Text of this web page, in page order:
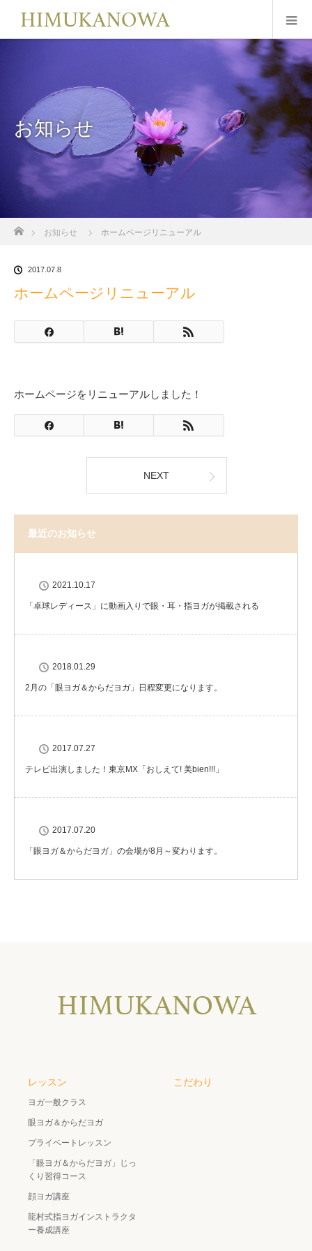
お知らせ
ホーム
お知らせ ホームページリニューアル
2017.07.8
ホームページリニューアル
ホームページをリニューアルしました！
NEXT
最近のお知らせ
2021.10.17
「卓球レディース」に動画入りで眼・耳・指ヨガが掲載される
2018.01.29
2月の「眼ヨガ＆からだヨガ」日程変更になります。
2017.07.27
テレビ出演しました！東京MX「おしえて! 美bien!!!」
2017.07.20
「眼ヨガ＆からだヨガ」の会場が8月～変わります。
レッスン
ヨガ一般クラス
眼ヨガ＆からだヨガ
プライベートレッスン
「眼ヨガ＆からだヨガ」じっ
くり習得コース
顔ヨガ講座
龍村式指ヨガインストラクタ
ー養成講座
こだわり